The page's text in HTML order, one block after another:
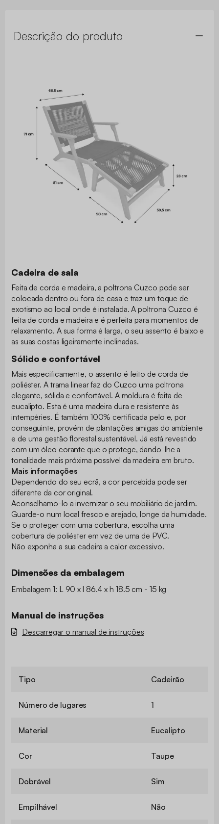
Descrição do produto
Cadeira de sala
Feita de corda e madeira, a poltrona Cuzco pode ser
colocada dentro ou fora de casa e traz um toque de
exotismo ao local onde é instalada. A poltrona Cuzco é
feita de corda e madeira e é perfeita para momentos de
relaxamento. A sua forma é larga, o seu assento é baixo e
as suas costas ligeiramente inclinadas.
Sólido e confortável
Mais especificamente, o assento é feito de corda de
poliéster. A trama linear faz do Cuzco uma poltrona
elegante, sólida e confortável. A moldura é feita de
eucalipto. Esta é uma madeira dura e resistente às
intempéries. É também 100% certificada pelo e, por
conseguinte, provém de plantações amigas do ambiente
e de uma gestão florestal sustentável. Já está revestido
com um óleo corante que o protege, dando-lhe a
tonalidade mais próxima possível da madeira em bruto.
Mais informações
Dependendo do seu ecrã, a cor percebida pode ser
diferente da cor original.
Aconselhamo-lo a invernizar o seu mobiliário de jardim.
Guarde-o num local fresco e arejado, longe da humidade.
Se o proteger com uma cobertura, escolha uma
cobertura de poliéster em vez de uma de PVC.
Não exponha a sua cadeira a calor excessivo.
Dimensões da embalagem
Embalagem 1: L 90 x l 86.4 x h 18.5 cm - 15 kg
Manual de instruções
Descarregar o manual de instruções
Tipo Cadeirão
Número de lugares 1
Material Eucalipto
Cor Taupe
Dobrável Sim
Empilhável Não